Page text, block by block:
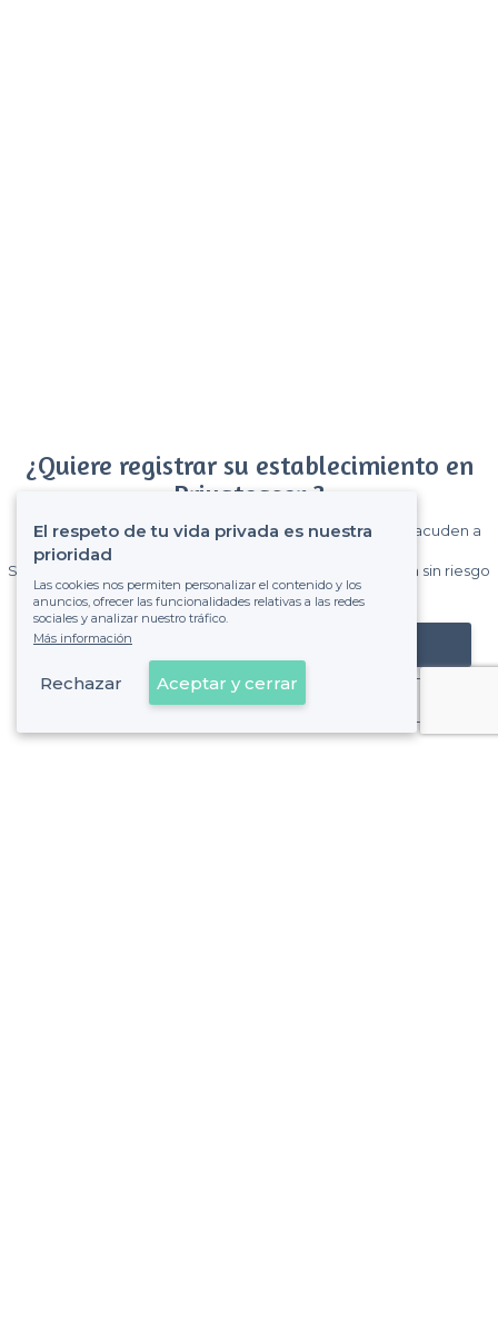
¿Quiere registrar su establecimiento en
Privateaser ?
Gane muchos clientes entre el millón de visitantes que acuden a
Sin comisiones y sin compromiso, pagas una cantidad fija sin riesgo
de ver la factura.
Registrar mi establecimiento
Ya es cliente
El respeto de tu vida privada es nuestra
prioridad
Las cookies nos permiten personalizar el contenido y los
anuncios, ofrecer las funcionalidades relativas a las redes
sociales y analizar nuestro tráfico.
Más información
Rechazar Aceptar y cerrar